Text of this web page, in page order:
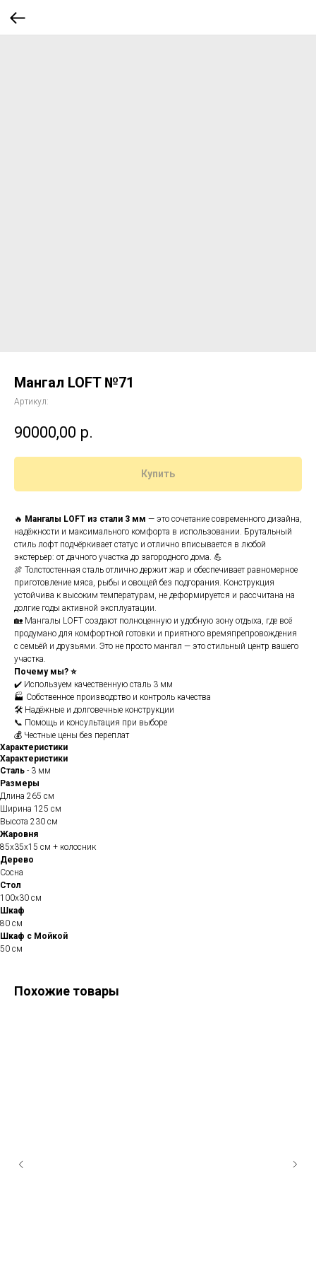
Мангал LOFT №71
Артикул:
90000,00 р.
Купить
🔥 Мангалы LOFT из стали 3 мм — это сочетание современного дизайна,
надёжности и максимального комфорта в использовании. Брутальный
стиль лофт подчёркивает статус и отлично вписывается в любой
экстерьер: от дачного участка до загородного дома. 💪
🍖 Толстостенная сталь отлично держит жар и обеспечивает равномерное
приготовление мяса, рыбы и овощей без подгорания. Конструкция
устойчива к высоким температурам, не деформируется и рассчитана на
долгие годы активной эксплуатации.
🏡 Мангалы LOFT создают полноценную и удобную зону отдыха, где всё
продумано для комфортной готовки и приятного времяпрепровождения
с семьёй и друзьями. Это не просто мангал — это стильный центр вашего
участка.
Почему мы? ⭐
✔️ Используем качественную сталь 3 мм
🏭 Собственное производство и контроль качества
🛠️ Надёжные и долговечные конструкции
📞 Помощь и консультация при выборе
💰 Честные цены без переплат
Характеристики
Характеристики
Сталь - 3 мм
Размеры
Длина 265 см
Ширина 125 см
Высота 230 см
Жаровня
85х35х15 см + колосник
Дерево
Сосна
Стол
100х30 см
Шкаф
80 см
Шкаф с Мойкой
50 см
Похожие товары